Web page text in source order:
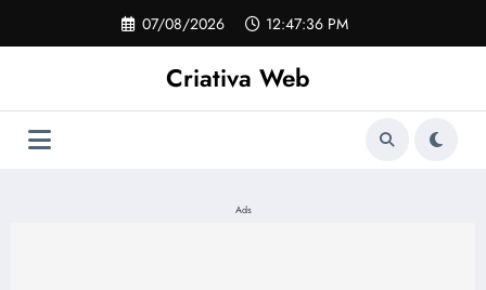
o
07/08/2026 12:47:37 PM
Criativa Web
Ads